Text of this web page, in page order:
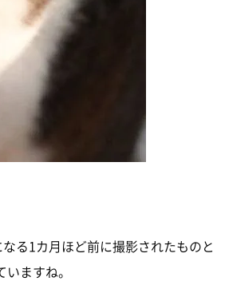
る1カ月ほど前に撮影されたものと
ますね。